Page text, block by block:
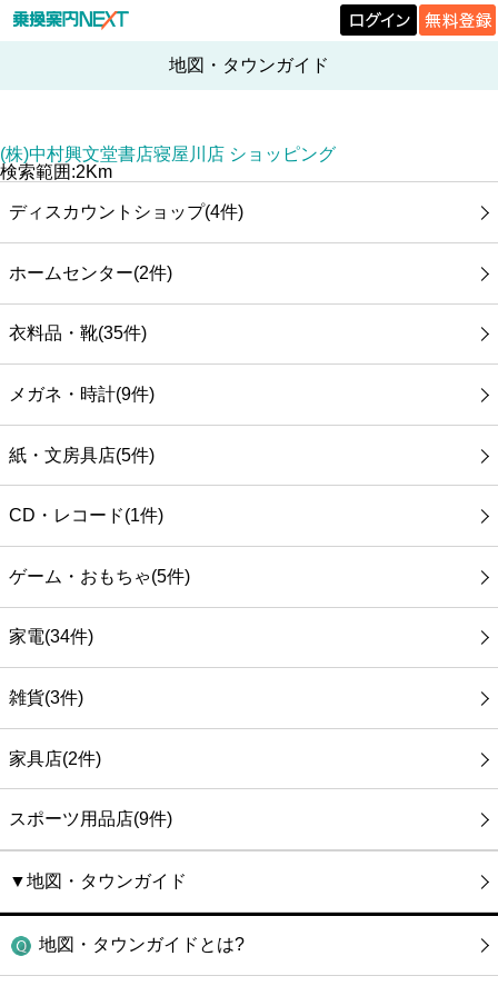
地図・タウンガイド
(株)中村興文堂書店寝屋川店 ショッピング
検索範囲:2Km
ディスカウントショップ(4件)
ホームセンター(2件)
衣料品・靴(35件)
メガネ・時計(9件)
紙・文房具店(5件)
CD・レコード(1件)
ゲーム・おもちゃ(5件)
家電(34件)
雑貨(3件)
家具店(2件)
スポーツ用品店(9件)
▼地図・タウンガイド
地図・タウンガイドとは?